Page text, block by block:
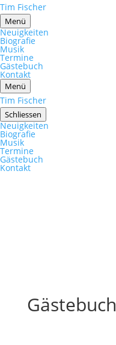
Tim Fischer
Menü
Neuigkeiten
Biografie
Musik
Termine
Gästebuch
Kontakt
Menü
Tim Fischer
Schliessen
Neuigkeiten
Biografie
Musik
Termine
Gästebuch
Kontakt
Gästebuch